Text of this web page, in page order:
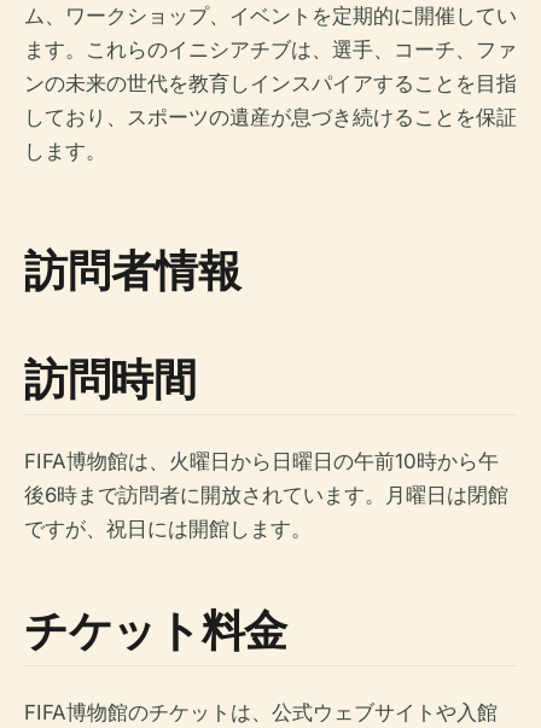
ム、ワークショップ、イベントを定期的に開催してい
ます。これらのイニシアチブは、選手、コーチ、ファ
ンの未来の世代を教育しインスパイアすることを目指
しており、スポーツの遺産が息づき続けることを保証
します。
訪問者情報
訪問時間
FIFA博物館は、火曜日から日曜日の午前10時から午
後6時まで訪問者に開放されています。月曜日は閉館
ですが、祝日には開館します。
チケット料金
FIFA博物館のチケットは、公式ウェブサイトや入館